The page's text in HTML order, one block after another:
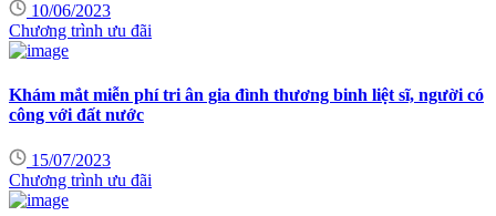
10/06/2023
Chương trình ưu đãi
Khám mắt miễn phí tri ân gia đình thương binh liệt sĩ, người có
công với đất nước
15/07/2023
Chương trình ưu đãi